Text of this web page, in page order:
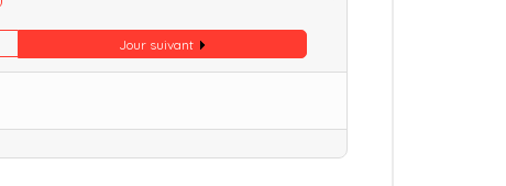
Jour suivant